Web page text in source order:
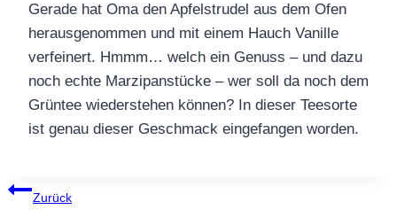
Gerade hat Oma den Apfelstrudel aus dem Ofen
herausgenommen und mit einem Hauch Vanille
verfeinert. Hmmm… welch ein Genuss – und dazu
noch echte Marzipanstücke – wer soll da noch dem
Grüntee wiederstehen können? In dieser Teesorte
ist genau dieser Geschmack eingefangen worden.
Beitragsnavigation
Zurück